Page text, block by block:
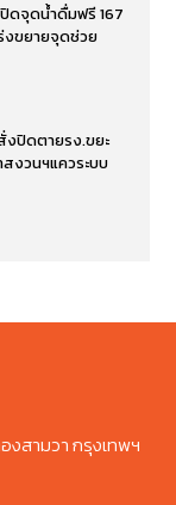
ดจุดน้ำดื่มฟรี 167
ขยายจุดช่วย
งปิดตายรง.ขยะ
งวนฯแควระบบ
งสามวา กรุงเทพฯ